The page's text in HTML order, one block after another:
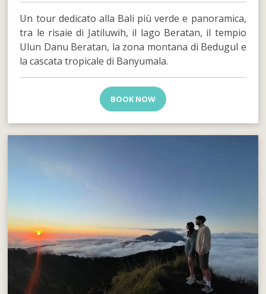
Un tour dedicato alla Bali più verde e panoramica,
tra le risaie di Jatiluwih, il lago Beratan, il tempio
Ulun Danu Beratan, la zona montana di Bedugul e
la cascata tropicale di Banyumala.
BOOK NOW